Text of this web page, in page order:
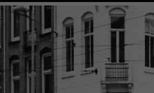
Nieuwstraat 35
2312 KA Leiden
+31(0)71 – 52 84 480
info@kunsthuisleiden.nl
Lees meer